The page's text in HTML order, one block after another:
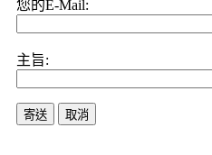
您的E-Mail:
主旨:
寄送 取消